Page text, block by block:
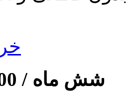
شش ماه /